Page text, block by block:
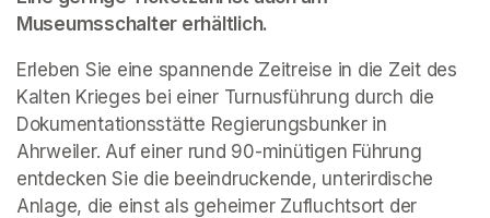
Museumsschalter erhältlich.
Erleben Sie eine spannende Zeitreise in die Zeit des
Kalten Krieges bei einer Turnusführung durch die
Dokumentationsstätte Regierungsbunker in
Ahrweiler. Auf einer rund 90-minütigen Führung
entdecken Sie die beeindruckende, unterirdische
Anlage, die einst als geheimer Zufluchtsort der